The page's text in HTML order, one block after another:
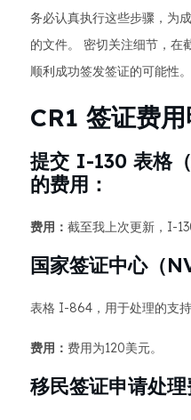
务必认真执行这些步骤，为
的文件。 密切关注细节，在
顺利成功签发签证的可能性。
CR1 签证费
提交 I-130 表格（
的费用：
费用： 截至我上次更新，I-
国家签证中心（
表格 I-864，用于处理的支持
费用： 费用为120美元。
移民签证申请处理